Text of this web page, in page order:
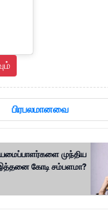
பிரபலமானவை
முந்திய
கோடி சம்பளமா?